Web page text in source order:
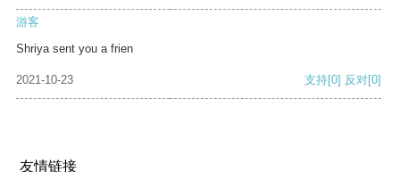
游客
Shriya sent you a frien
2021-10-23 支持[0] 反对[0]
友情链接